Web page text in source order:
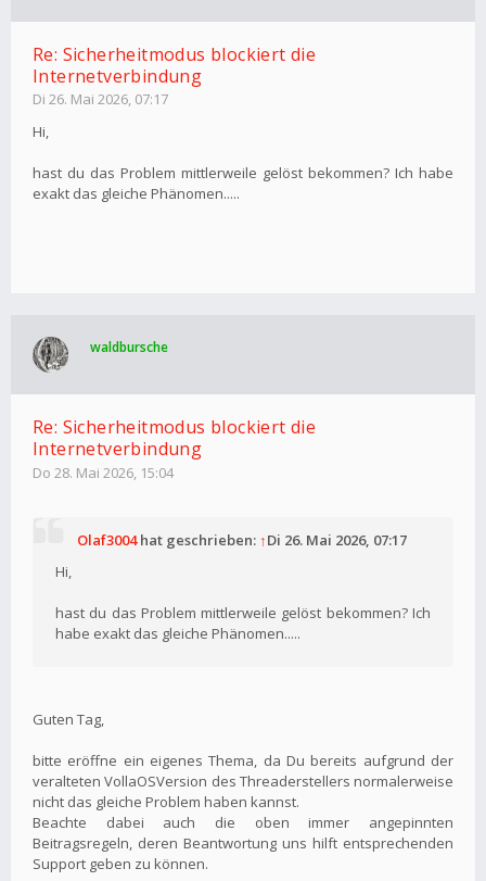
Re: Sicherheitmodus blockiert die
Internetverbindung
Di 26. Mai 2026, 07:17
Hi,
hast du das Problem mittlerweile gelöst bekommen? Ich habe
exakt das gleiche Phänomen.....
waldbursche
Re: Sicherheitmodus blockiert die
Internetverbindung
Do 28. Mai 2026, 15:04
Olaf3004hat geschrieben: ↑Di 26. Mai 2026, 07:17
Hi,
hast du das Problem mittlerweile gelöst bekommen? Ich
habe exakt das gleiche Phänomen.....
Guten Tag,
bitte eröffne ein eigenes Thema, da Du bereits aufgrund der
veralteten VollaOSVersion des Threaderstellers normalerweise
nicht das gleiche Problem haben kannst.
Beachte dabei auch die oben immer angepinnten
Beitragsregeln, deren Beantwortung uns hilft entsprechenden
Support geben zu können.